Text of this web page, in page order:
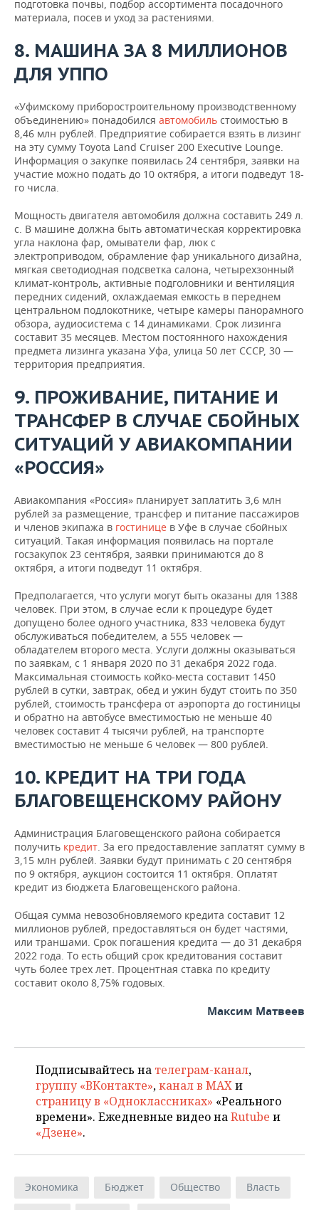
подготовка почвы, подбор ассортимента посадочного
материала, посев и уход за растениями.
8. МАШИНА ЗА 8 МИЛЛИОНОВ
ДЛЯ УППО
«Уфимскому приборостроительному производственному
объединению» понадобился автомобиль стоимостью в
8,46 млн рублей. Предприятие собирается взять в лизинг
на эту сумму Toyota Land Cruiser 200 Executive Lounge.
Информация о закупке появилась 24 сентября, заявки на
участие можно подать до 10 октября, а итоги подведут 18-
го числа.
Мощность двигателя автомобиля должна составить 249 л.
с. В машине должна быть автоматическая корректировка
угла наклона фар, омыватели фар, люк с
электроприводом, обрамление фар уникального дизайна,
мягкая светодиодная подсветка салона, четырехзонный
климат-контроль, активные подголовники и вентиляция
передних сидений, охлаждаемая емкость в переднем
центральном подлокотнике, четыре камеры панорамного
обзора, аудиосистема с 14 динамиками. Срок лизинга
составит 35 месяцев. Местом постоянного нахождения
предмета лизинга указана Уфа, улица 50 лет СССР, 30 —
территория предприятия.
9. ПРОЖИВАНИЕ, ПИТАНИЕ И
ТРАНСФЕР В СЛУЧАЕ СБОЙНЫХ
СИТУАЦИЙ У АВИАКОМПАНИИ
«РОССИЯ»
Авиакомпания «Россия» планирует заплатить 3,6 млн
рублей за размещение, трансфер и питание пассажиров
и членов экипажа в гостинице в Уфе в случае сбойных
ситуаций. Такая информация появилась на портале
госзакупок 23 сентября, заявки принимаются до 8
октября, а итоги подведут 11 октября.
Предполагается, что услуги могут быть оказаны для 1388
человек. При этом, в случае если к процедуре будет
допущено более одного участника, 833 человека будут
обслуживаться победителем, а 555 человек —
обладателем второго места. Услуги должны оказываться
по заявкам, с 1 января 2020 по 31 декабря 2022 года.
Максимальная стоимость койко-места составит 1450
рублей в сутки, завтрак, обед и ужин будут стоить по 350
рублей, стоимость трансфера от аэропорта до гостиницы
и обратно на автобусе вместимостью не меньше 40
человек составит 4 тысячи рублей, на транспорте
вместимостью не меньше 6 человек — 800 рублей.
10. КРЕДИТ НА ТРИ ГОДА
БЛАГОВЕЩЕНСКОМУ РАЙОНУ
Администрация Благовещенского района собирается
получить кредит. За его предоставление заплатят сумму в
3,15 млн рублей. Заявки будут принимать с 20 сентября
по 9 октября, аукцион состоится 11 октября. Оплатят
кредит из бюджета Благовещенского района.
Общая сумма невозобновляемого кредита составит 12
миллионов рублей, предоставляться он будет частями,
или траншами. Срок погашения кредита — до 31 декабря
2022 года. То есть общий срок кредитования составит
чуть более трех лет. Процентная ставка по кредиту
составит около 8,75% годовых.
Максим Матвеев
Подписывайтесь на телеграм-канал,
группу «ВКонтакте»,канал в MAXи
страницу в «Одноклассниках» «Реального
времени». Ежедневные видео наRutube и
«Дзене».
Экономика Бюджет Общество
Власть